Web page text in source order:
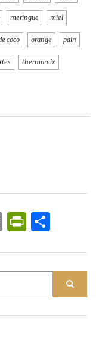
meringue miel
coco orange pain
thermomix
Email